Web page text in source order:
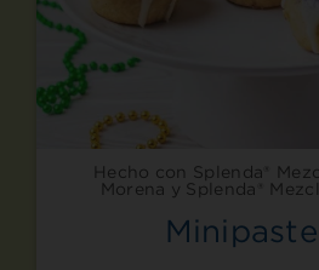
Hecho con Splenda®
Morena y Splenda®